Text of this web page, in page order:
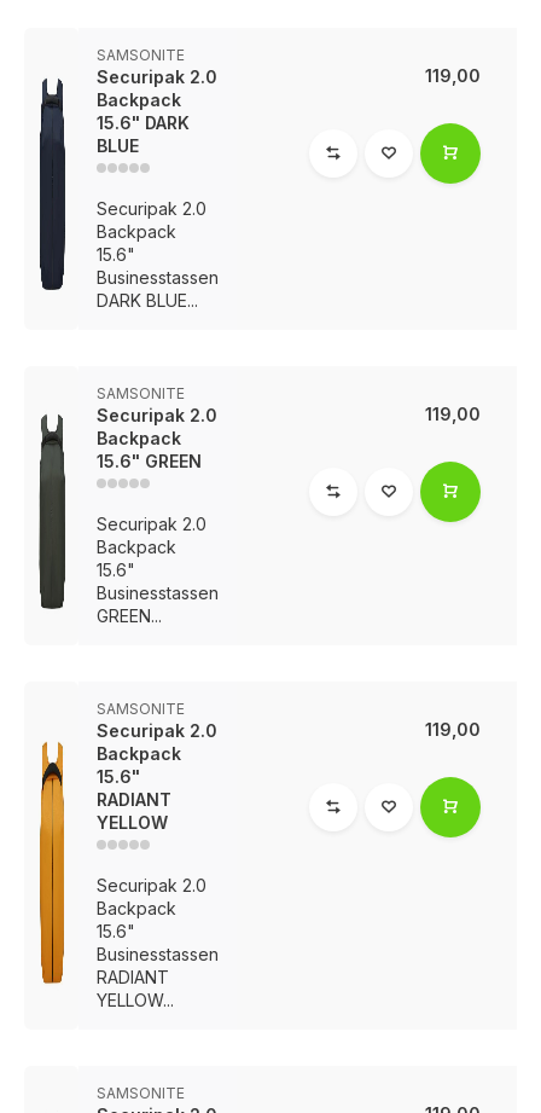
SAMSONITE
Securipak 2.0
Backpack
15.6" DARK
BLUE
Securipak 2.0
Backpack
15.6"
Businesstassen
DARK BLUE...
119,00
SAMSONITE
Securipak 2.0
Backpack
15.6" GREEN
Securipak 2.0
Backpack
15.6"
Businesstassen
GREEN...
119,00
SAMSONITE
Securipak 2.0
Backpack
15.6"
RADIANT
YELLOW
Securipak 2.0
Backpack
15.6"
Businesstassen
RADIANT
YELLOW...
119,00
SAMSONITE